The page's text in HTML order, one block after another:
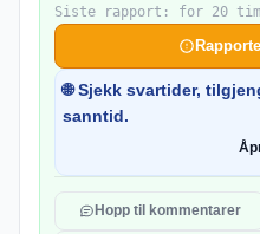
Siste rapport: for 20
🌐 Sjekk svartider,
sanntid.
Hopp til kommentarer